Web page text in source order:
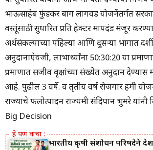
भाऊसाहेब फुंडकर बाग लागवड योजनेंतर्गत
वस्तूंसाठी सुधारित प्रति हेक्टर मापदंड मंजूर
अर्थसंकल्पाच्या पहिल्या आणि दुसऱ्या भागात
अनुदानाऐवजी, लाभार्थ्यांना 50:30:20 या
प्रमाणात सजीव वृक्षांच्या संख्येत अनुदान देण्यास
आहे. पुढील 3 वर्षे. व तृतीय वर्ष रोजगार हमी
राज्याचे फलोत्पादन राज्यमंत्री संदिपान भुमरे
Big Decision
भारतीय कृषी संशोधन परिषदेने